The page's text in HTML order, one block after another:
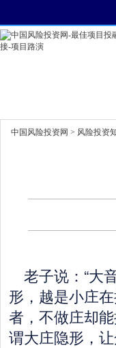
中国风险投资网 > 风险投资
老子说：“大
形，越是小庄
者，不做庄却
谓大庄隐形，